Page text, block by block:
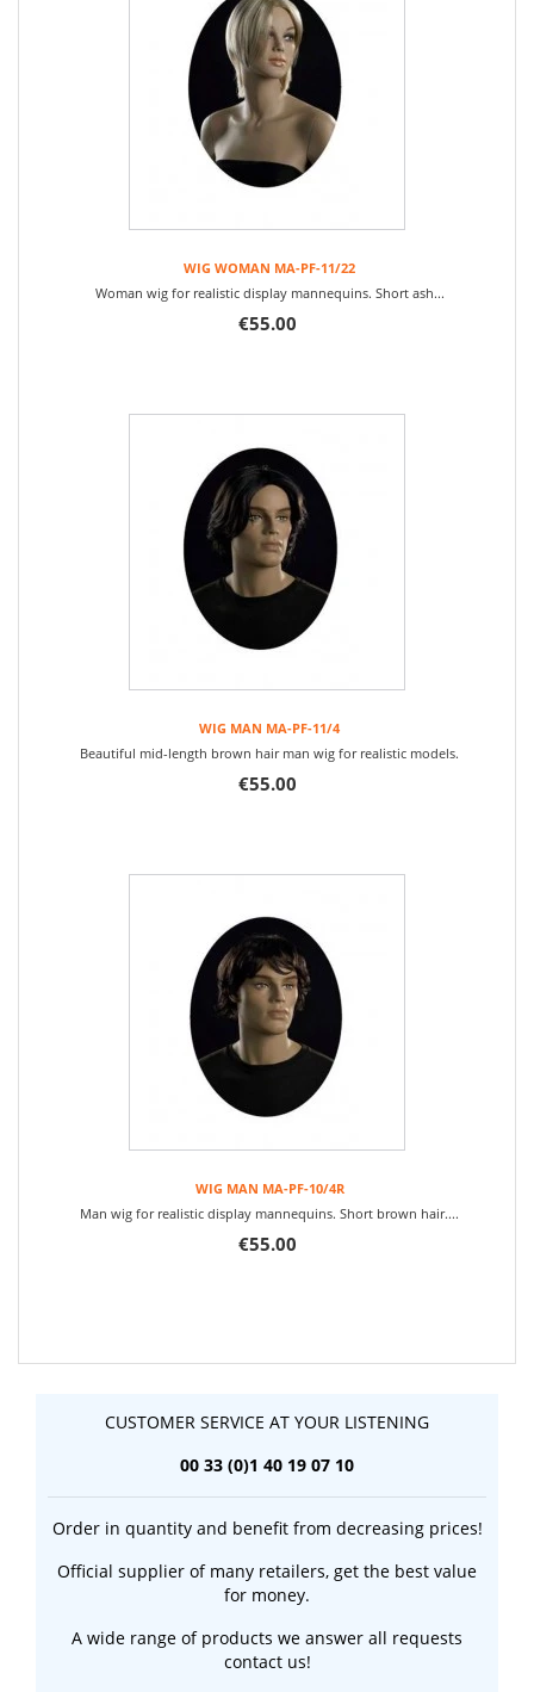
WIG WOMAN MA-PF-11/22
Woman wig for realistic display mannequins. Short ash...
€55.00
WIG MAN MA-PF-11/4
Beautiful mid-length brown hair man wig for realistic models.
€55.00
WIG MAN MA-PF-10/4R
Man wig for realistic display mannequins. Short brown hair....
€55.00
CUSTOMER SERVICE AT YOUR LISTENING
00 33 (0)1 40 19 07 10
Order in quantity and benefit from decreasing prices!
Official supplier of many retailers, get the best value
for money.
A wide range of products we answer all requests
contact us!